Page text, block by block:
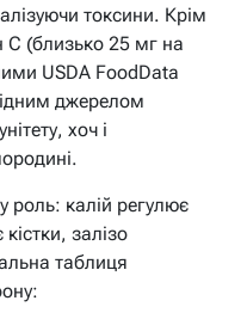
токсини. Крім
С (близько 25 мг на
USDA FoodData
джерелом
хоч і
роль: калій регулює
залізо
таблиця